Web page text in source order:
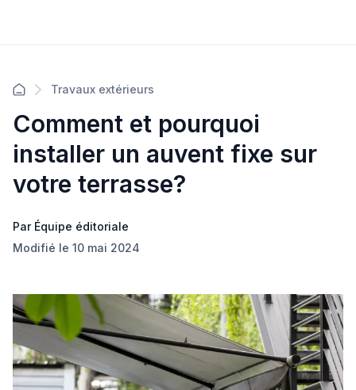
Travaux extérieurs
Comment et pourquoi
installer un auvent fixe sur
votre terrasse?
Par Équipe éditoriale
Modifié le 10 mai 2024